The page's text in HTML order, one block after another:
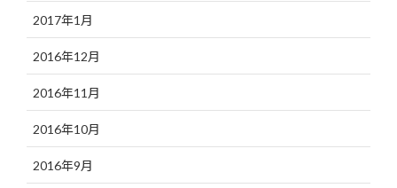
2017年1月
2016年12月
2016年11月
2016年10月
2016年9月